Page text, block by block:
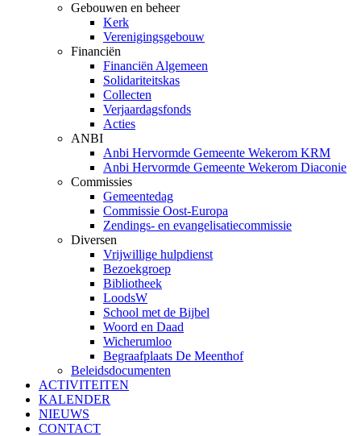
Gebouwen en beheer
Kerk
Verenigingsgebouw
Financiën
Financiën Algemeen
Solidariteitskas
Collecten
Verjaardagsfonds
Acties
ANBI
Anbi Hervormde Gemeente Wekerom KRM
Anbi Hervormde Gemeente Wekerom Diaconie
Commissies
Gemeentedag
Commissie Oost-Europa
Zendings- en evangelisatiecommissie
Diversen
Vrijwillige hulpdienst
Bezoekgroep
Bibliotheek
LoodsW
School met de Bijbel
Woord en Daad
Wicherumloo
Begraafplaats De Meenthof
Beleidsdocumenten
ACTIVITEITEN
KALENDER
NIEUWS
CONTACT